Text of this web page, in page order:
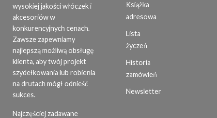
wysokiej jakości włóczek i
akcesoriów w
konkurencyjnych cenach.
Zawsze zapewniamy
najlepszą możliwą obsługę
klienta, aby twój projekt
szydełkowania lub robienia
na drutach mógł odnieść
sukces.
Najczęściej zadawane
Książka
adresowa
Lista
życzeń
Historia
zamówień
Newsletter